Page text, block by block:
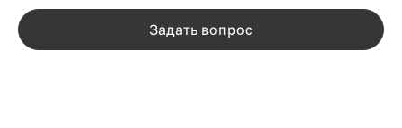
Задать вопрос